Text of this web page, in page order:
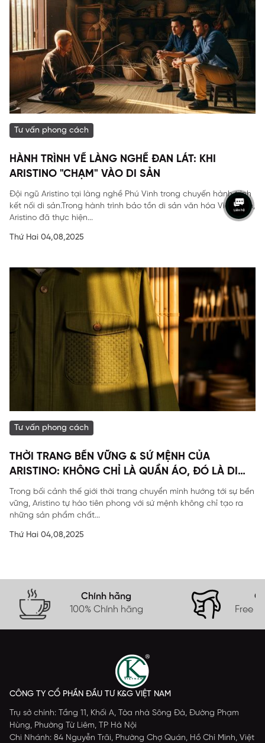
Tư vấn phong cách
HÀNH TRÌNH VỀ LÀNG NGHỀ ĐAN LÁT: KHI
ARISTINO "CHẠM" VÀO DI SẢN
Đội ngũ Aristino tại làng nghề Phú Vinh trong chuyến hành trình
kết nối di sản.Trong hành trình bảo tồn di sản văn hóa Việt Nam,
Aristino đã thực hiện...
Thứ Hai 04,08,2025
Tư vấn phong cách
THỜI TRANG BỀN VỮNG & SỨ MỆNH CỦA
ARISTINO: KHÔNG CHỈ LÀ QUẦN ÁO, ĐÓ LÀ DI
SẢN
Trong bối cảnh thế giới thời trang chuyển mình hướng tới sự bền
vững, Aristino tự hào tiên phong với sứ mệnh không chỉ tạo ra
những sản phẩm chất...
Thứ Hai 04,08,2025
Chính hãng
100% Chính hãng
Free
CÔNG TY CỔ PHẦN ĐẦU TƯ K&G VIỆT NAM
Trụ sở chính: Tầng 11, Khối A, Tòa nhà Sông Đà, Đường Phạm
Hùng, Phường Từ Liêm, TP Hà Nội
Chi Nhánh: 84 Nguyễn Trãi, Phường Chợ Quán, Hồ Chí Minh, Việt